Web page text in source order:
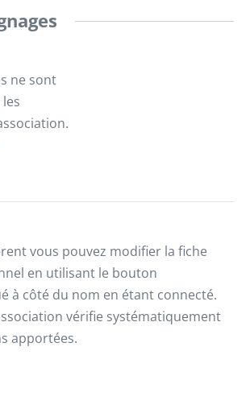
ne sont
vous pouvez modifier la fiche
en utilisant le bouton
à côté du nom en étant connecté.
vérifie systématiquement
apportées.